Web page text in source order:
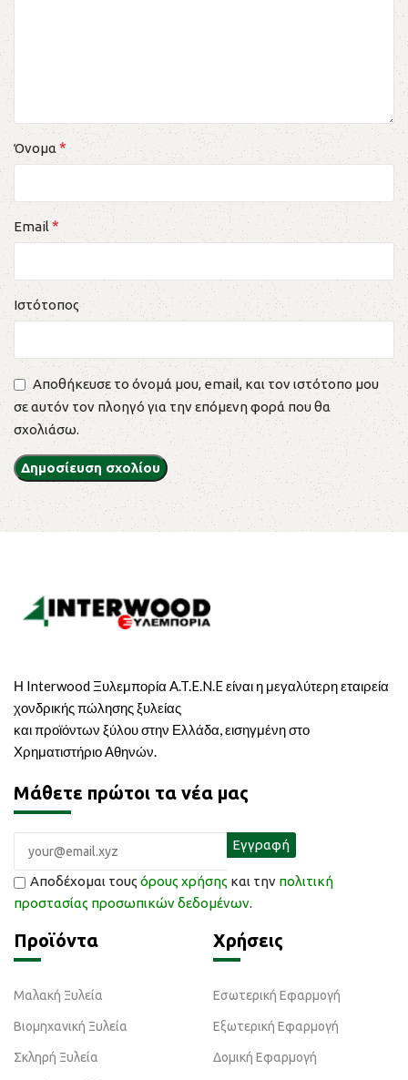
Όνομα *
Email*
Ιστότοπος
Αποθήκευσε το όνομά μου, email, και τον ιστότοπο μου
σε αυτόν τον πλοηγό για την επόμενη φορά που θα
σχολιάσω.
Η Interwood Ξυλεμπορία A.T.E.N.E είναι η μεγαλύτερη εταιρεία
χονδρικής πώλησης ξυλείας
και προϊόντων ξύλου στην Ελλάδα, εισηγμένη στο
Χρηματιστήριο Αθηνών.
Μάθετε πρώτοι τα νέα μας
Αποδέχομαι τους όρους χρήσης και την πολιτική
προστασίας προσωπικών δεδομένων.
Προϊόντα
Μαλακή Ξυλεία
Βιομηχανική Ξυλεία
Σκληρή Ξυλεία
Χρήσεις
Εσωτερική Εφαρμογή
Εξωτερική Εφαρμογή
Δομική Εφαρμογή